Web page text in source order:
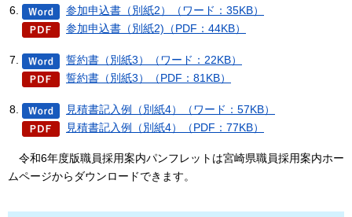
参加申込書（別紙2）（ワード：35KB）
参加申込書（別紙2)（PDF：44KB）
誓約書（別紙3）（ワード：22KB）
誓約書（別紙3）（PDF：81KB）
見積書記入例（別紙4）（ワード：57KB）
見積書記入例（別紙4）（PDF：77KB）
令和6年度版職員採用案内パンフレットは宮崎県職員採用案内ホー
ムページからダウンロードできます。